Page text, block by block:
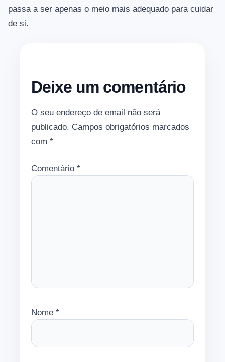
passa a ser apenas o meio mais adequado para cuidar
de si.
Deixe um comentário
O seu endereço de email não será
publicado. Campos obrigatórios marcados
com *
Comentário *
Nome *